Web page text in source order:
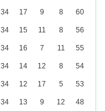
34 17 9 8 60
34 15 11 8 56
34 16 7 11 55
34 14 12 8 54
34 12 17 5 53
34 13 9 12 48